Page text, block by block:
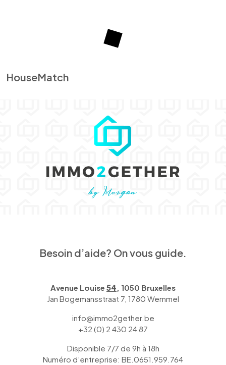
HouseMatch
Besoin d’aide? On vous guide.
Avenue Louise 54, 1050 Bruxelles
Jan Bogemansstraat 7, 1780 Wemmel
info@immo2gether.be
+32 (0) 2 430 24 87
Disponible 7/7 de 9h à 18h
Numéro d’entreprise: BE.0651.959.764